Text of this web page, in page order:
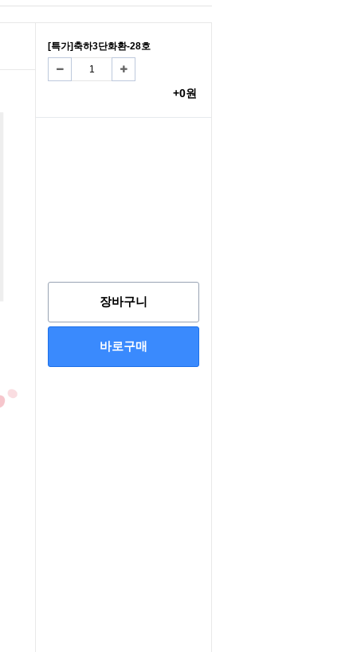
[특가]축하3단화환-28호
+0원
장바구니
바로구매